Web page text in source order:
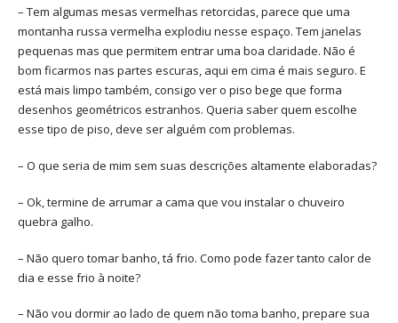
– Tem algumas mesas vermelhas retorcidas, parece que uma
montanha russa vermelha explodiu nesse espaço. Tem janelas
pequenas mas que permitem entrar uma boa claridade. Não é
bom ficarmos nas partes escuras, aqui em cima é mais seguro. E
está mais limpo também, consigo ver o piso bege que forma
desenhos geométricos estranhos. Queria saber quem escolhe
esse tipo de piso, deve ser alguém com problemas.
– O que seria de mim sem suas descrições altamente elaboradas?
– Ok, termine de arrumar a cama que vou instalar o chuveiro
quebra galho.
– Não quero tomar banho, tá frio. Como pode fazer tanto calor de
dia e esse frio à noite?
– Não vou dormir ao lado de quem não toma banho, prepare sua